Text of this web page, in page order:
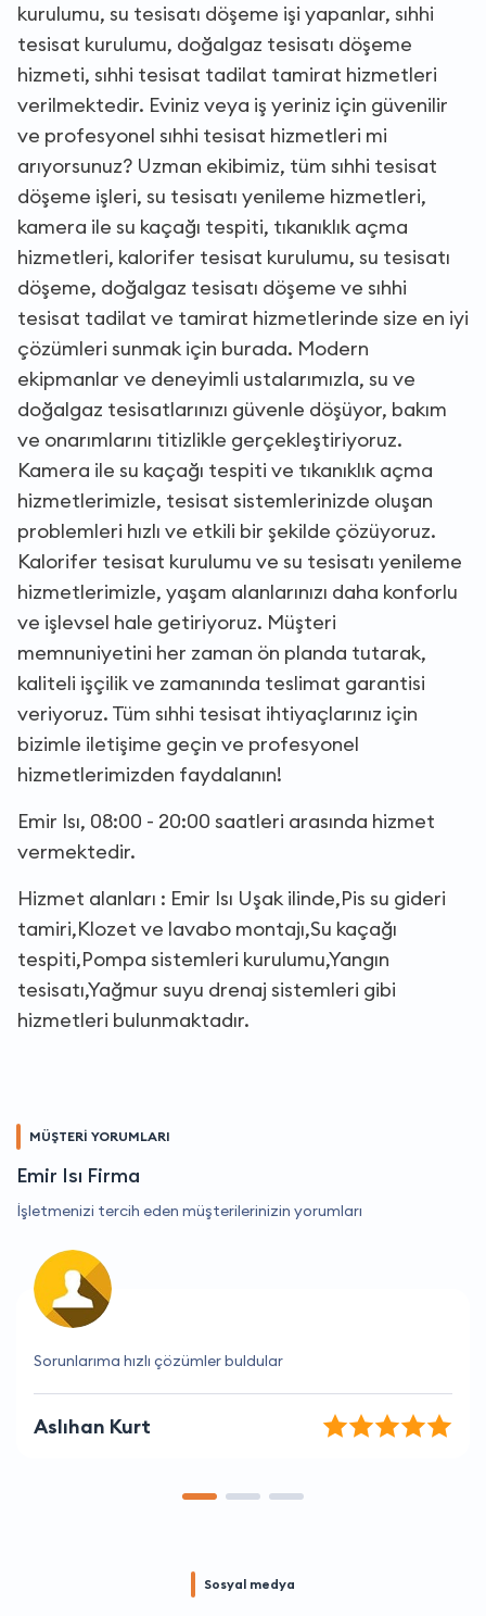
kurulumu, su tesisatı döşeme işi yapanlar, sıhhi
tesisat kurulumu, doğalgaz tesisatı döşeme
hizmeti, sıhhi tesisat tadilat tamirat hizmetleri
verilmektedir. Eviniz veya iş yeriniz için güvenilir
ve profesyonel sıhhi tesisat hizmetleri mi
arıyorsunuz? Uzman ekibimiz, tüm sıhhi tesisat
döşeme işleri, su tesisatı yenileme hizmetleri,
kamera ile su kaçağı tespiti, tıkanıklık açma
hizmetleri, kalorifer tesisat kurulumu, su tesisatı
döşeme, doğalgaz tesisatı döşeme ve sıhhi
tesisat tadilat ve tamirat hizmetlerinde size en iyi
çözümleri sunmak için burada. Modern
ekipmanlar ve deneyimli ustalarımızla, su ve
doğalgaz tesisatlarınızı güvenle döşüyor, bakım
ve onarımlarını titizlikle gerçekleştiriyoruz.
Kamera ile su kaçağı tespiti ve tıkanıklık açma
hizmetlerimizle, tesisat sistemlerinizde oluşan
problemleri hızlı ve etkili bir şekilde çözüyoruz.
Kalorifer tesisat kurulumu ve su tesisatı yenileme
hizmetlerimizle, yaşam alanlarınızı daha konforlu
ve işlevsel hale getiriyoruz. Müşteri
memnuniyetini her zaman ön planda tutarak,
kaliteli işçilik ve zamanında teslimat garantisi
veriyoruz. Tüm sıhhi tesisat ihtiyaçlarınız için
bizimle iletişime geçin ve profesyonel
hizmetlerimizden faydalanın!
Emir Isı, 08:00 - 20:00 saatleri arasında hizmet
vermektedir.
Hizmet alanları : Emir Isı Uşak ilinde,Pis su gideri
tamiri,Klozet ve lavabo montajı,Su kaçağı
tespiti,Pompa sistemleri kurulumu,Yangın
tesisatı,Yağmur suyu drenaj sistemleri gibi
hizmetleri bulunmaktadır.
MÜŞTERİ YORUMLARI
Emir Isı Firma
İşletmenizi tercih eden müşterilerinizin yorumları
Bu firma ile çalışmak gerçekten
Elif Güneş
Sosyal medya